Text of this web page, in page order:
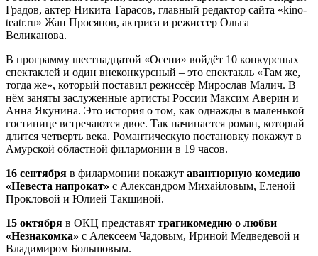
Градов, актер Никита Тарасов, главный редактор сайта «kino-
teatr.ru» Жан Просянов, актриса и режиссер Ольга
Великанова.
В программу шестнадцатой «Осени» войдёт 10 конкурсных
спектаклей и один внеконкурсный – это спектакль «Там же,
тогда же», который поставил режиссёр Мирослав Малич. В
нём заняты заслуженные артисты России Максим Аверин и
Анна Якунина. Это история о том, как однажды в маленькой
гостинице встречаются двое. Так начинается роман, который
длится четверть века. Романтическую постановку покажут в
Амурской областной филармонии в 19 часов.
16 сентября в филармонии покажут авантюрную комедию
«Невеста напрокат» с Александром Михайловым, Еленой
Прокловой и Юлией Такшиной.
15 октября в ОКЦ представят трагикомедию о любви
«Незнакомка» с Алексеем Чадовым, Ириной Медведевой и
Владимиром Большовым.